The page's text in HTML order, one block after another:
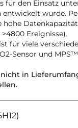
für den Einsatz
entwickelt wurde.
hohe
Ereignisse).
für viele
Sensor und
in